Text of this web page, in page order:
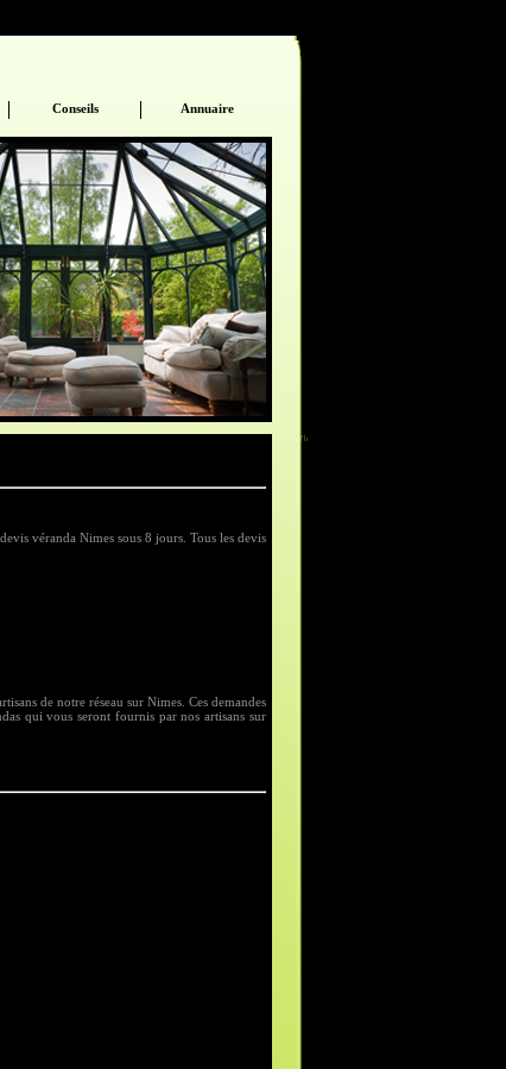
Annuaire
Conseils
véranda Nimes sous 8 jours. Tous les devis
de notre réseau sur Nimes. Ces demandes
qui vous seront fournis par nos artisans sur